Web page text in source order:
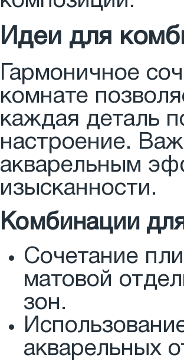
Идеи для
Гармоничное
комнате
каждая деталь
настроение.
акварельным
изысканности.
Комбинации
Сочетание
матовой
зон.
акварельных